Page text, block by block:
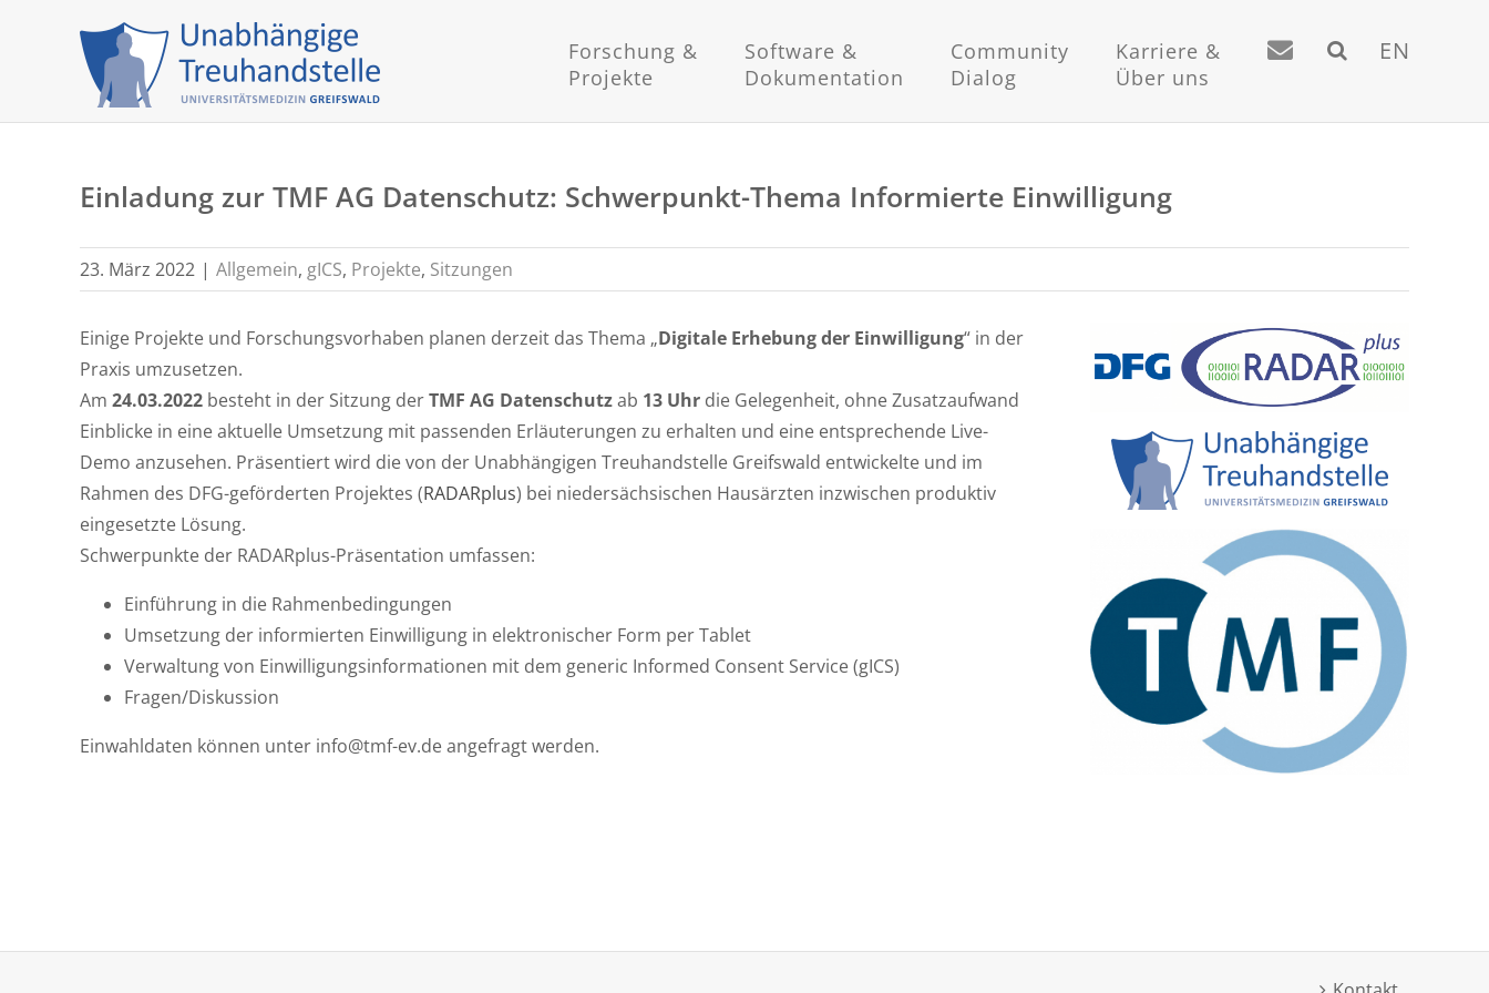
Forschung &
Projekte
Software &
Dokumentation
Community
Dialog
Karriere &
Über uns
EN
Einladung zur TMF AG Datenschutz: Schwerpunkt-Thema Informierte Einwilligung
23. März 2022 | Allgemein, gICS, Projekte, Sitzungen
Einige Projekte und Forschungsvorhaben planen derzeit das Thema „Digitale Erhebung der Einwilligung“ in der
Praxis umzusetzen.
Am 24.03.2022 besteht in der Sitzung derTMF AG Datenschutzab 13 Uhr die Gelegenheit, ohne Zusatzaufwand
Einblicke in eine aktuelle Umsetzung mit passenden Erläuterungen zu erhalten und eine entsprechende Live-
Demo anzusehen. Präsentiert wird die von der Unabhängigen Treuhandstelle Greifswald entwickelte und im
Rahmen des DFG-geförderten Projektes (RADARplus) bei niedersächsischen Hausärzten inzwischen produktiv
eingesetzte Lösung.
Schwerpunkte der RADARplus-Präsentation umfassen:
Einführung in die Rahmenbedingungen
Umsetzung der informierten Einwilligung in elektronischer Form per Tablet
Verwaltung von Einwilligungsinformationen mit dem generic Informed Consent Service (gICS)
Fragen/Diskussion
Einwahldaten können unter info@tmf-ev.de angefragt werden.